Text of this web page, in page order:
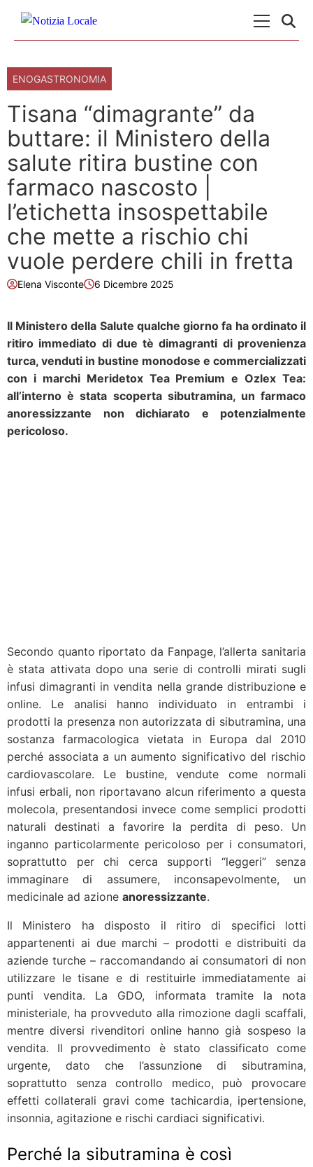
ENOGASTRONOMIA
Tisana “dimagrante” da
buttare: il Ministero della
salute ritira bustine con
farmaco nascosto |
l’etichetta insospettabile
che mette a rischio chi
vuole perdere chili in fretta
Elena Visconte 6 Dicembre 2025
Il Ministero della Salute qualche giorno fa ha ordinato il
ritiro immediato di due tè dimagranti di provenienza
turca, venduti in bustine monodose e commercializzati
con i marchi Meridetox Tea Premium e Ozlex Tea:
all’interno è stata scoperta sibutramina, un farmaco
anoressizzante non dichiarato e potenzialmente
pericoloso.
Secondo quanto riportato da Fanpage, l’allerta sanitaria
è stata attivata dopo una serie di controlli mirati sugli
infusi dimagranti in vendita nella grande distribuzione e
online. Le analisi hanno individuato in entrambi i
prodotti la presenza non autorizzata di sibutramina, una
sostanza farmacologica vietata in Europa dal 2010
perché associata a un aumento significativo del rischio
cardiovascolare. Le bustine, vendute come normali
infusi erbali, non riportavano alcun riferimento a questa
molecola, presentandosi invece come semplici prodotti
naturali destinati a favorire la perdita di peso. Un
inganno particolarmente pericoloso per i consumatori,
soprattutto per chi cerca supporti “leggeri” senza
immaginare di assumere, inconsapevolmente, un
medicinale ad azione anoressizzante.
Il Ministero ha disposto il ritiro di specifici lotti
appartenenti ai due marchi – prodotti e distribuiti da
aziende turche – raccomandando ai consumatori di non
utilizzare le tisane e di restituirle immediatamente ai
punti vendita. La GDO, informata tramite la nota
ministeriale, ha provveduto alla rimozione dagli scaffali,
mentre diversi rivenditori online hanno già sospeso la
vendita. Il provvedimento è stato classificato come
urgente, dato che l’assunzione di sibutramina,
soprattutto senza controllo medico, può provocare
effetti collaterali gravi come tachicardia, ipertensione,
insonnia, agitazione e rischi cardiaci significativi.
Perché la sibutramina è così